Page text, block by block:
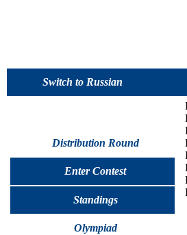
Switch to Russian
Distribution Round
Enter Contest
Standings
Olympiad